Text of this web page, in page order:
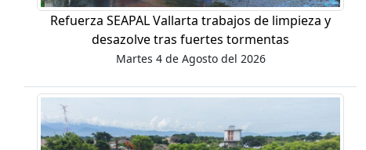
Refuerza SEAPAL Vallarta trabajos de limpieza y
desazolve tras fuertes tormentas
Martes 4 de Agosto del 2026